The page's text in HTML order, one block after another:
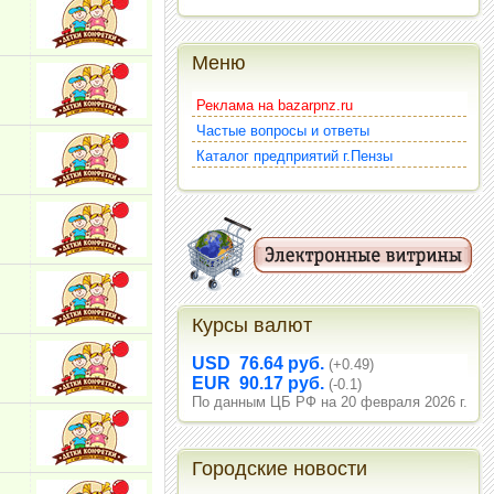
Меню
Реклама на bazarpnz.ru
Частые вопросы и ответы
Каталог предприятий г.Пензы
Курсы валют
USD 76.64 руб. (+0.49)
EUR 90.17 руб. (-0.1)
По данным ЦБ РФ на 20 февраля 2026 г.
Городские новости